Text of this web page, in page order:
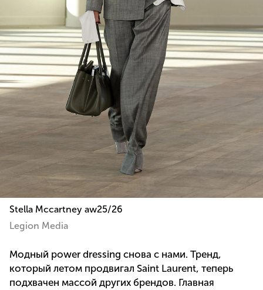
Stella Mccartney aw25/26
Legion Media
Модный power dressing снова с нами. Тренд,
который летом продвигал Saint Laurent, теперь
подхвачен массой других брендов. Главная